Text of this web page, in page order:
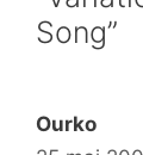
Song”
Ourko